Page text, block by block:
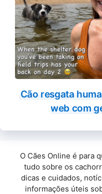
Cão resgata
web com
O Cães Online é para
tudo sobre os
dicas e cuidados,
informações úteis